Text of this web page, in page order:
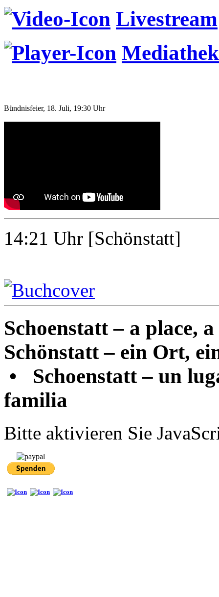
Livestream
Mediathek
Bündnisfeier, 18. Juli, 19:30 Uhr
14:21 Uhr [Schönstatt]
Schoenstatt – a
Schönstatt – ein Ort,
•
Schoenstatt – un
familia
Bitte aktivieren Sie